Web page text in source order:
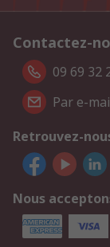
Contactez-
09 69 32
Par e-
Retrouvez-
Nous